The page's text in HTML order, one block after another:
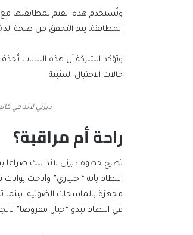
وتُستخدم هذه القيم لمطابقتها مع
المطابقة، يتم التحقق من صحة
حالات الاحتيال المثبتة.
ديزني لاند في
راحة أم مراقبة؟
تطرح خطوة ديزني لاند تلك صراعا
النظام بأنه “اختياري” وأتاحت
مجهزة بالماسحات الضوئية، بينما
في النظام تبدو “خيارا مفروضا”